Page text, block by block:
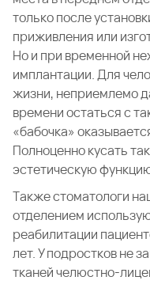
только после
приживления или
Но и при временной
имплантации. Для
жизни, неприемлемо
времени остаться с
«бабочка»
Полноценно кусать
эстетическую
Также стоматологи
отделением
реабилитации
лет. У подростков не
тканей челюстно-